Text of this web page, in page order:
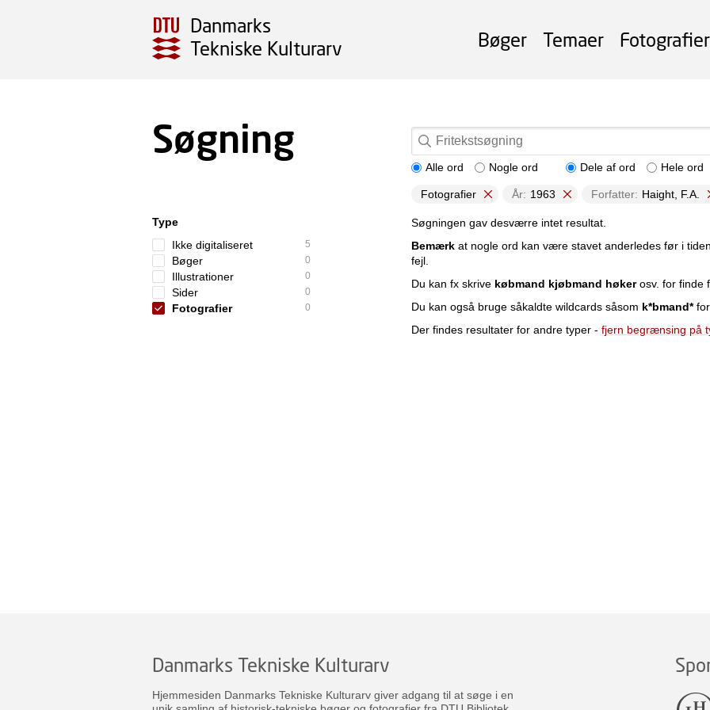
Danmarks
Tekniske Kulturarv
Bøger Temaer Fotografier
Søgning
Alle ord Nogle ord Dele af ord Hele ord
Fotografier År: 1963 Forfatter: Haight, F.A.
Type
Ikke digitaliseret
5
Bøger 0
Illustrationer 0
Sider 0
Fotografier 0
Søgningen gav desværre intet resultat.
Bemærkat nogle ord kan være stavet anderledes før i
fejl.
Du kan fx skrive købmand kjøbmand høkerosv. for finde
Du kan også bruge såkaldte wildcards såsom k*bmand*for
Der findes resultater for andre typer - fjern begrænsing på
Danmarks Tekniske Kulturarv
Hjemmesiden Danmarks Tekniske Kulturarv giver adgang til at søge i en